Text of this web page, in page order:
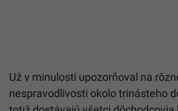
Už v minulosti upozorňoval na
nespravodlivosti okolo trinásteho